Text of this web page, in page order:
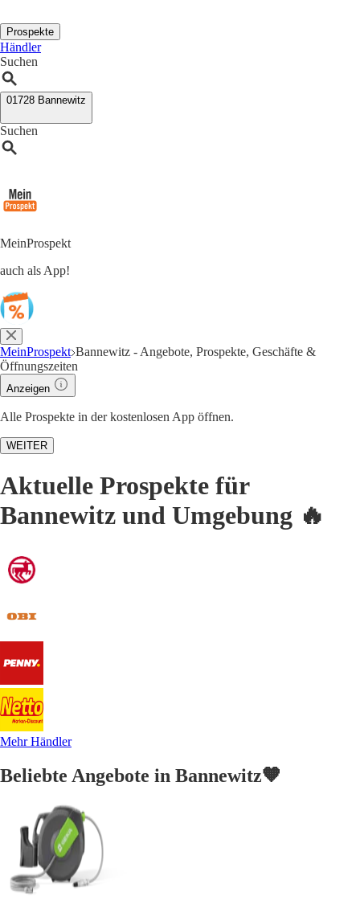
Prospekte
Händler
Suchen
01728 Bannewitz
Suchen
MeinProspekt
auch als App!
MeinProspekt Bannewitz - Angebote, Prospekte, Geschäfte &
Öffnungszeiten
Anzeigen
Alle Prospekte in der kostenlosen App öffnen.
WEITER
Aktuelle Prospekte für
Bannewitz und Umgebung 🔥
Mehr Händler
Beliebte Angebote in Bannewitz🧡